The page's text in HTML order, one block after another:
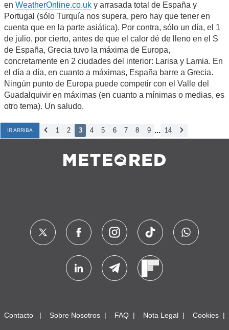
en WeatherOnline.co.uk y arrasada total de España y
Portugal (sólo Turquía nos supera, pero hay que tener en
cuenta que en la parte asiática). Por contra, sólo un día, el 1
de julio, por cierto, antes de que el calor dé de lleno en el S
de España, Grecia tuvo la máxima de Europa,
concretamente en 2 ciudades del interior: Larisa y Lamia. En
el día a día, en cuanto a máximas, España barre a Grecia.
Ningún punto de Europa puede competir con el Valle del
Guadalquivir en máximas (en cuanto a mínimas o medias, es
otro tema). Un saludo.
IR ARRIBA 1 2 3 4 5 6 7 8 9 ... 14
Contacto Sobre Nosotros FAQ Nota Legal Cookies